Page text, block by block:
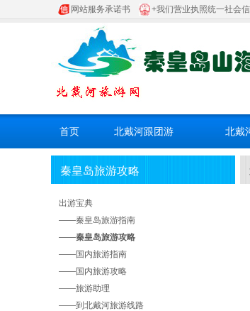
网站服务承诺书 +我们营业执照统一社会
首页 北戴河跟团游 北戴
秦皇岛旅游攻略
出游宝典
——秦皇岛旅游指南
——秦皇岛旅游攻略
——国内旅游指南
——国内旅游攻略
——旅游助理
——到北戴河旅游线路